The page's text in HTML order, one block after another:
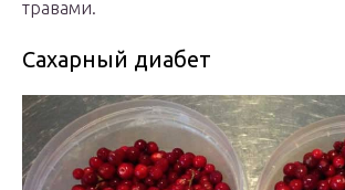
травами.
Сахарный диабет